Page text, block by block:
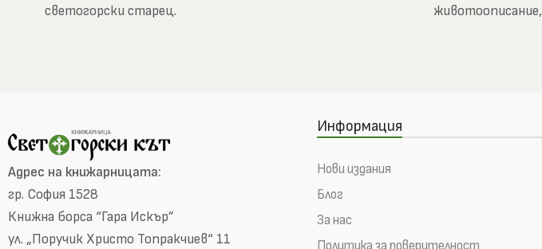
светогорски старец.
животоописание,
Адрес на книжарницата:
гр. София 1528
Книжна борса “Гара Искър”
ул. „Поручик Христо Топракчиев“ 11
Информация
Нови издания
Блог
За нас
Политика за поверителност